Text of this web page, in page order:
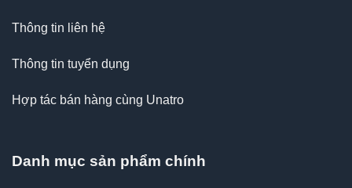
Thông tin liên hệ
Thông tin tuyển dụng
Hợp tác bán hàng cùng Unatro
Danh mục sản phẩm chính